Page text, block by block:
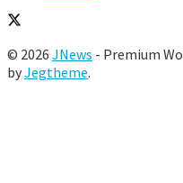
© 2026 JNews - Premium
byJegtheme.